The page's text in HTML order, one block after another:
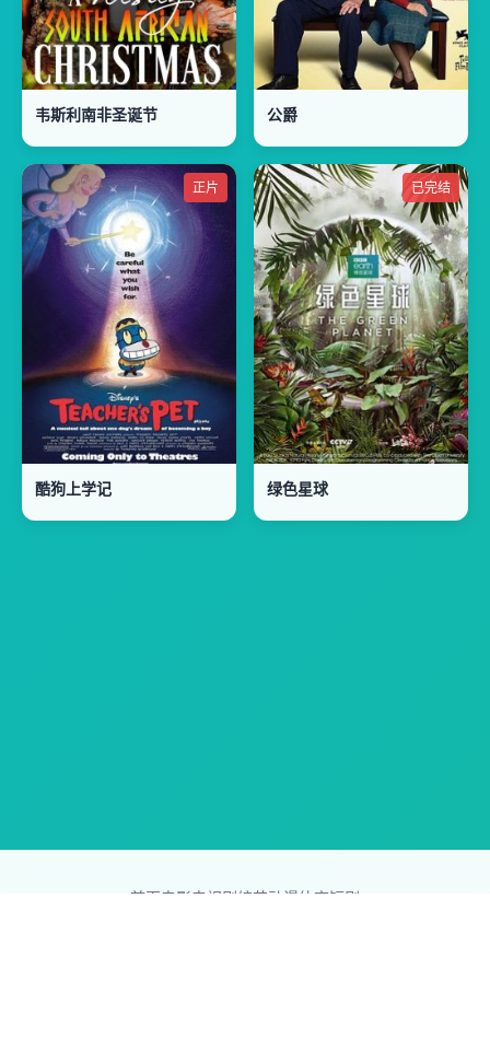
韦斯利南非圣诞节 公爵
正片
酷狗上学记
已完结
绿色星球
首页电影电视剧综艺动漫体育短剧